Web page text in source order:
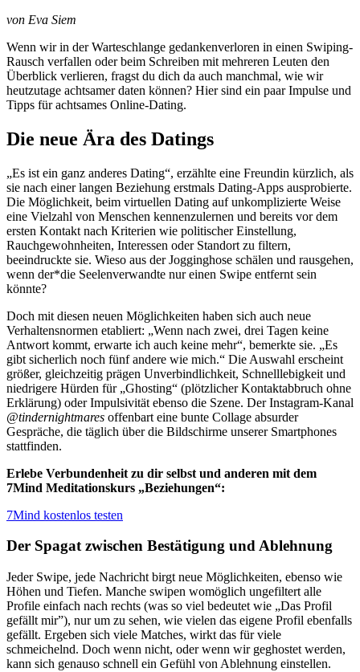
von Eva Siem
Wenn wir in der Warteschlange gedankenverloren in einen Swiping-
Rausch verfallen oder beim Schreiben mit mehreren Leuten den
Überblick verlieren, fragst du dich da auch manchmal, wie wir
heutzutage achtsamer daten können? Hier sind ein paar Impulse und
Tipps für achtsames Online-Dating.
Die neue Ära des Datings
„Es ist ein ganz anderes Dating“, erzählte eine Freundin kürzlich, als
sie nach einer langen Beziehung erstmals Dating-Apps ausprobierte.
Die Möglichkeit, beim virtuellen Dating auf unkomplizierte Weise
eine Vielzahl von Menschen kennenzulernen und bereits vor dem
ersten Kontakt nach Kriterien wie politischer Einstellung,
Rauchgewohnheiten, Interessen oder Standort zu filtern,
beeindruckte sie. Wieso aus der Jogginghose schälen und rausgehen,
wenn der*die Seelenverwandte nur einen Swipe entfernt sein
könnte?
Doch mit diesen neuen Möglichkeiten haben sich auch neue
Verhaltensnormen etabliert: „Wenn nach zwei, drei Tagen keine
Antwort kommt, erwarte ich auch keine mehr“, bemerkte sie. „Es
gibt sicherlich noch fünf andere wie mich.“ Die Auswahl erscheint
größer, gleichzeitig prägen Unverbindlichkeit, Schnelllebigkeit und
niedrigere Hürden für „Ghosting“ (plötzlicher Kontaktabbruch ohne
Erklärung) oder Impulsivität ebenso die Szene. Der Instagram-Kanal
@tindernightmares offenbart eine bunte Collage absurder
Gespräche, die täglich über die Bildschirme unserer Smartphones
stattfinden.
Erlebe Verbundenheit zu dir selbst und anderen mit dem
7Mind Meditationskurs „Beziehungen“:
7Mind kostenlos testen
Der Spagat zwischen Bestätigung und Ablehnung
Jeder Swipe, jede Nachricht birgt neue Möglichkeiten, ebenso wie
Höhen und Tiefen. Manche swipen womöglich ungefiltert alle
Profile einfach nach rechts (was so viel bedeutet wie „Das Profil
gefällt mir”), nur um zu sehen, wie vielen das eigene Profil ebenfalls
gefällt. Ergeben sich viele Matches, wirkt das für viele
schmeichelnd. Doch wenn nicht, oder wenn wir geghostet werden,
kann sich genauso schnell ein Gefühl von Ablehnung einstellen.